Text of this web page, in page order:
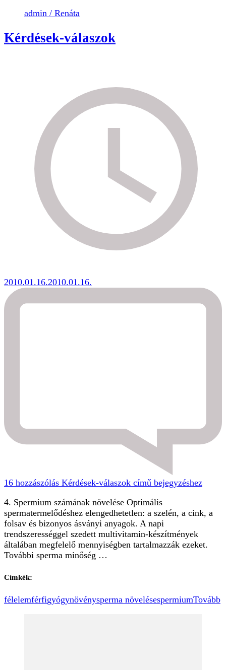
admin / Renáta
Kérdések-válaszok
2010.01.16.2010.01.16.
16 hozzászólás Kérdések-válaszok című bejegyzéshez
4. Spermium számának növelése Optimális
spermatermelődéshez elengedhetetlen: a szelén, a cink, a
folsav és bizonyos ásványi anyagok. A napi
trendszerességgel szedett multivitamin-készítmények
általában megfelelő mennyiségben tartalmazzák ezeket.
További sperma minőség …
Címkék:
félelemférfigyógynövénysperma növelésespermiumTovább